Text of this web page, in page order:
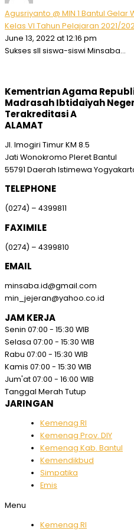
Agusriyanto @ MIN 1 Bantul
Kelas VI Tahun Pelajaran 2021/
June 13, 2022 at 12:16 pm
Sukses sll siswa-siswi Minsaba...
Kementrian Agama
Madrasah Ibtidaiyah
Terakreditasi A
ALAMAT
Jl. Imogiri Timur KM 8.5
Jati Wonokromo Pleret Bantul
55791 Daerah Istimewa
TELEPHONE
(0274) – 4399811
FAXIMILE
(0274) – 4399810
EMAIL
minsaba.id@gmail.com
min_jejeran@yahoo.co.id
JAM KERJA
Senin 07:00 - 15:30 WIB
Selasa 07:00 - 15:30 WIB
Rabu 07:00 - 15:30 WIB
Kamis 07:00 - 15:30 WIB
Jum'at07:00 - 16:00 WIB
Tanggal Merah Tutup
JARINGAN
Kemenag RI
Kemenag Prov. DIY
Kemenag Kab. Bantul
Kemendikbud
Simpatika
Emis
Menu
Kemenag RI